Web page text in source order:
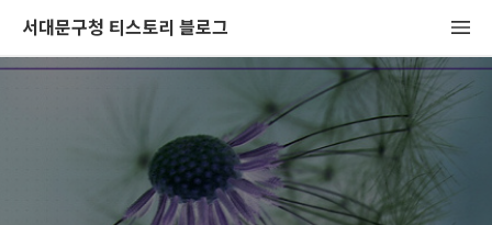
서대문구청 티스토리 블로그